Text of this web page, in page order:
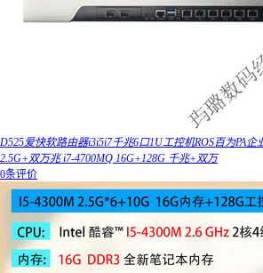
D525爱快软路由器i3i5i7千兆6口1U工控机ROS百为PA企
2.5G+双万兆 i7-4700MQ 16G+128G 千兆+双万
0条评价